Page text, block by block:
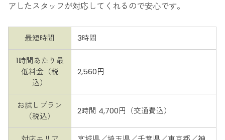
アしたスタッフが対応してくれるので安心です。
最短時間 3時間
1時間あたり最
低料金（税
込）
2,560円
お試しプラン
（税込）
2時間 4,700円（交通費込）